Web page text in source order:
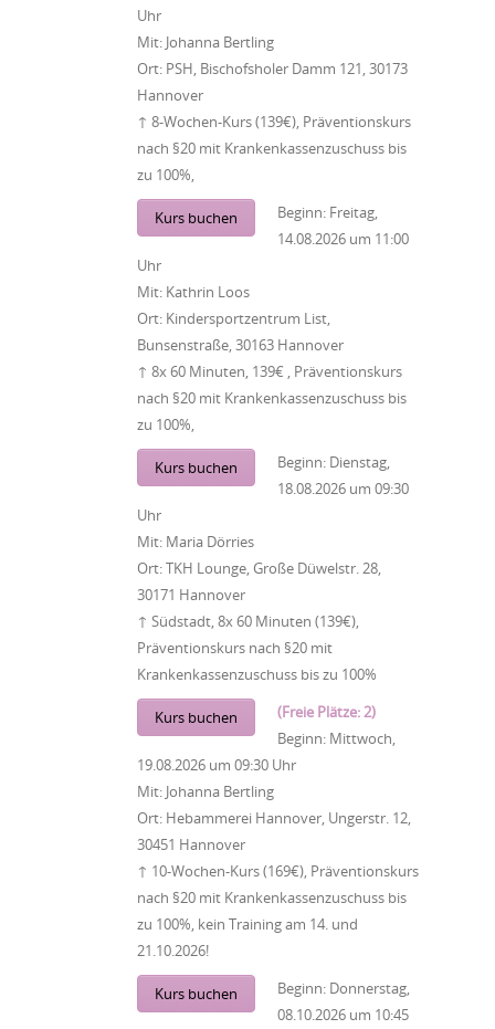
Uhr
Mit: Johanna Bertling
Ort: PSH, Bischofsholer Damm 121, 30173
Hannover
↑ 8-Wochen-Kurs (139€), Präventionskurs
nach §20 mit Krankenkassenzuschuss bis
zu 100%,
Kurs buchen Beginn: Freitag,
14.08.2026 um 11:00
Uhr
Mit: Kathrin Loos
Ort: Kindersportzentrum List,
Bunsenstraße, 30163 Hannover
↑ 8x 60 Minuten, 139€ , Präventionskurs
nach §20 mit Krankenkassenzuschuss bis
zu 100%,
Kurs buchen Beginn: Dienstag,
18.08.2026 um 09:30
Uhr
Mit: Maria Dörries
Ort:TKH Lounge, Große Düwelstr. 28,
30171 Hannover
↑ Südstadt, 8x 60 Minuten (139€),
Präventionskurs nach §20 mit
Krankenkassenzuschuss bis zu 100%
Kurs buchen
(Freie Plätze: 2)
Beginn: Mittwoch,
19.08.2026 um 09:30 Uhr
Mit: Johanna Bertling
Ort: Hebammerei Hannover, Ungerstr. 12,
30451 Hannover
↑ 10-Wochen-Kurs (169€), Präventionskurs
nach §20 mit Krankenkassenzuschuss bis
zu 100%, kein Training am 14. und
21.10.2026!
Kurs buchen Beginn: Donnerstag,
08.10.2026 um 10:45